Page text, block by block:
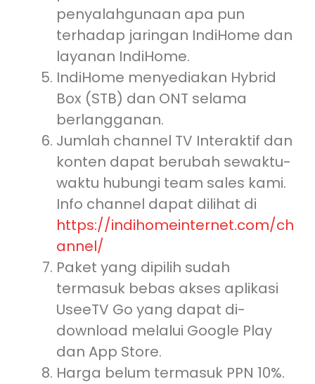
penyalahgunaan apa pun
terhadap jaringan IndiHome dan
layanan IndiHome.
IndiHome menyediakan Hybrid
Box (STB) dan ONT selama
berlangganan.
Jumlah channel TV Interaktif dan
konten dapat berubah sewaktu-
waktu hubungi team sales kami.
Info channel dapat dilihat di
https://indihomeinternet.com/ch
annel/
Paket yang dipilih sudah
termasuk bebas akses aplikasi
UseeTV Go yang dapat di-
download melalui Google Play
dan App Store.
Harga belum termasuk PPN 10%.